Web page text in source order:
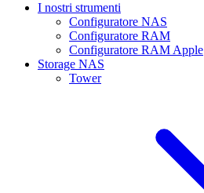
I nostri strumenti
Configuratore NAS
Configuratore RAM
Configuratore RAM Apple
Storage NAS
Tower